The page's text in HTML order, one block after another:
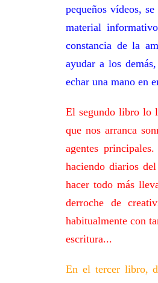
pequeños vídeos,
material
constancia de la
ayudar a los
echar una mano en
El segundo libro lo
que nos arranca
agentes
haciendo diarios
hacer todo más
derroche de
habitualmente con
escritura...
En el tercer libro,